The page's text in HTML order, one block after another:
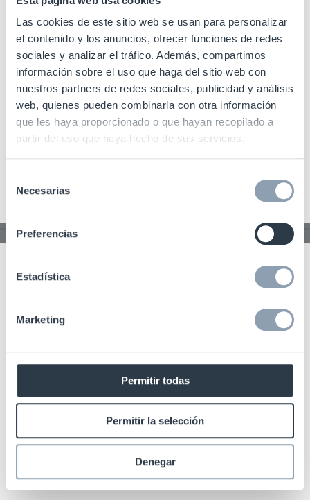
Las cookies de este sitio web se usan para personalizar
el contenido y los anuncios, ofrecer funciones de redes
sociales y analizar el tráfico. Además, compartimos
información sobre el uso que haga del sitio web con
nuestros partners de redes sociales, publicidad y análisis
web, quienes pueden combinarla con otra información
que les haya proporcionado o que hayan recopilado a
partir del uso que haya hecho de sus servicios.
Necesarias
Preferencias
Estadística
Marketing
Permitir todas
Permitir la selección
Denegar